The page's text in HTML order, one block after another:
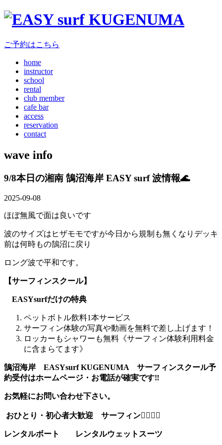
ご予約はこちら
home
instructor
school
rental
club member
cafe bar
access
reservation
contact
wave info
9/8本日の湘南 鵠沼海岸 EASY surf 波情報🌊
2025-09-08
ほぼ無風で面は良いです
波のサイズはヒザモモですが今日から規制も無くなりデッキ
前は何時もの鵠沼に戻り
ロング波で平和です。
【サーフィンスクール】
EASYsurfだけの特典
ペットボトル飲料1本サービス
サーフィン体験の写真や動画を無料で差し上げます！
ロッカーもシャワーも無料《サーフィン体験利用料金
に含まらてます》
鵠沼海岸 EASYsurf KUGENUMA サーフィンスクール予
約受付はホームページ・お電話が確実です‼️
お気軽にお問い合わせ下さい。
おひとり・初心者大歓迎 サーフィン🏄‍♂️🏄‍♀️
レンタルボート レンタルウェットスーツ